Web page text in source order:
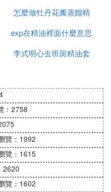
，便可得到不同的效
箱中直接加入5-8滴精
散發到空氣中。
華油，放在暖氣管散發
發到空氣中。
熱水注入玻璃或瓷質的
水裡，總數不超過六
浴巾將整個頭部及臉盆
持5-10分鍾。薰衣草2
怎麼做牡丹花瓣蒸餾精
油
exp在精油裡面什麼意思
李式明心去班斑精油套
：2758
覽：1992
覽：1615
2620
覽：1602